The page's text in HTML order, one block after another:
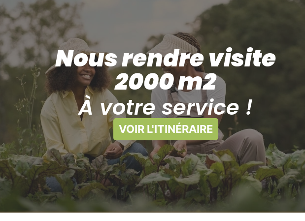
Nous rendre visite
2000 m2
À votre service !
VOIR L'ITINÉRAIRE